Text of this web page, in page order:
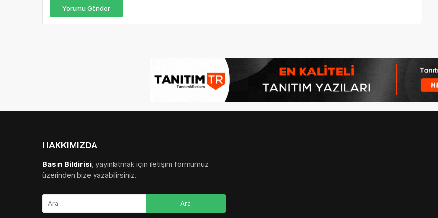
Yorumu Gönder
HAKKIMIZDA
Basın Bildirisi, yayınlatmak için iletişim formumuz
üzerinden bize yazabilirsiniz.